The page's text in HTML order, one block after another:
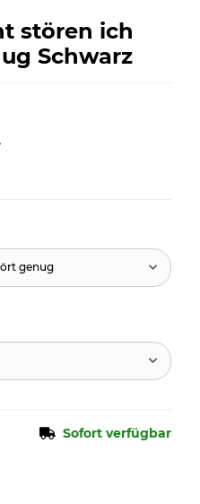
stören ich
Schwarz
genug
Sofort verfügbar